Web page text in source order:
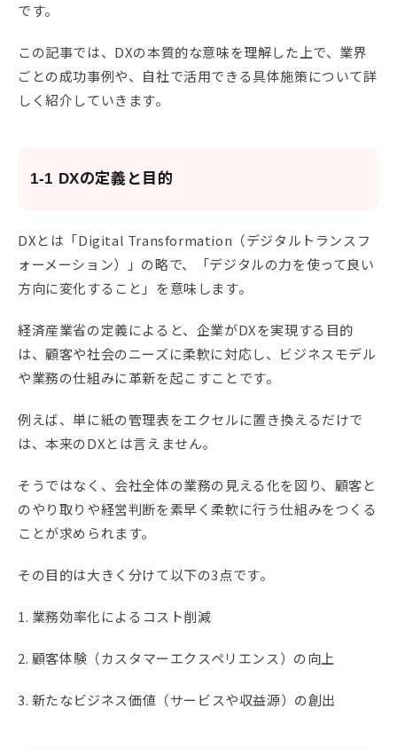
です。
この記事では、DXの本質的な意味を理解した上で、業界
ごとの成功事例や、自社で活用できる具体施策について詳
しく紹介していきます。
1-1 DXの定義と目的
DXとは「Digital Transformation（デジタルトランスフ
ォーメーション）」の略で、「デジタルの力を使って良い
方向に変化すること」を意味します。
経済産業省の定義によると、企業がDXを実現する目的
は、顧客や社会のニーズに柔軟に対応し、ビジネスモデル
や業務の仕組みに革新を起こすことです。
例えば、単に紙の管理表をエクセルに置き換えるだけで
は、本来のDXとは言えません。
そうではなく、会社全体の業務の見える化を図り、顧客と
のやり取りや経営判断を素早く柔軟に行う仕組みをつくる
ことが求められます。
その目的は大きく分けて以下の3点です。
1. 業務効率化によるコスト削減
2. 顧客体験（カスタマーエクスペリエンス）の向上
3. 新たなビジネス価値（サービスや収益源）の創出